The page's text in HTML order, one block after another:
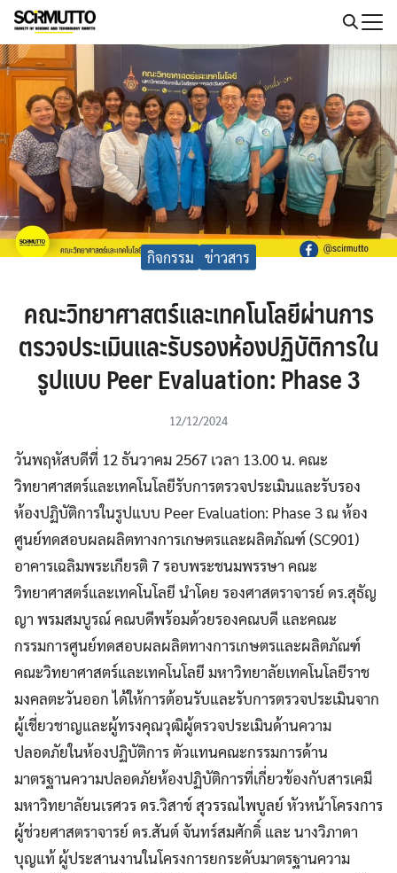
Skip
content
Search
for:
กิจกรรม ข่าวสาร
คณะวิทยาศาสตร์และเทคโนโลยีผ่านการ
ตรวจประเมินและรับรองห้องปฏิบัติการใน
รูปแบบ Peer Evaluation: Phase 3
12/12/2024
วันพฤหัสบดีที่ 12 ธันวาคม 2567 เวลา 13.00 น. คณะ
วิทยาศาสตร์และเทคโนโลยีรับการตรวจประเมินและรับรอง
ห้องปฏิบัติการในรูปแบบ Peer Evaluation: Phase 3 ณ ห้อง
ศูนย์ทดสอบผลผลิตทางการเกษตรและผลิตภัณฑ์ (SC901)
อาคารเฉลิมพระเกียรติ 7 รอบพระชนมพรรษา คณะ
วิทยาศาสตร์และเทคโนโลยี นำโดย รองศาสตราจารย์ ดร.สุธัญ
ญา พรมสมบูรณ์ คณบดีพร้อมด้วยรองคณบดี และคณะ
กรรมการศูนย์ทดสอบผลผลิตทางการเกษตรและผลิตภัณฑ์
คณะวิทยาศาสตร์และเทคโนโลยี มหาวิทยาลัยเทคโนโลยีราช
มงคลตะวันออก ได้ให้การต้อนรับและรับการตรวจประเมินจาก
ผู้เชี่ยวชาญและผู้ทรงคุณวุฒิผู้ตรวจประเมินด้านความ
ปลอดภัยในห้องปฏิบัติการ ตัวแทนคณะกรรมการด้าน
มาตรฐานความปลอดภัยห้องปฏิบัติการที่เกี่ยวข้องกับสารเคมี
มหาวิทยาลัยนเรศวร ดร.วิสาข์ สุวรรณไพบูลย์ หัวหน้าโครงการ
ผู้ช่วยศาสตราจารย์ ดร.สันต์ จันทร์สมศักดิ์ และ นางวิภาดา
บุญแท้ ผู้ประสานงานในโครงการยกระดับมาตรฐานความ